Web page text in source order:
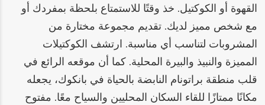
القهوة أو الكوكتيل. خذ وقتًا للاستمتاع بلحظة بمفردك أو
مع شخص مميز لديك. تقديم مجموعة مختارة من
المشروبات لتناسب أي مناسبة. ارتشف الكوكتيلات
المميزة والنبيذ والبيرة المحلية. كما أن موقعه الرائع في
قلب منطقة براتونام النابضة بالحياة في بانكوك، يجعله
مكانًا ممتازًا للقاء السكان المحليين والسياح معًا. مفتوح